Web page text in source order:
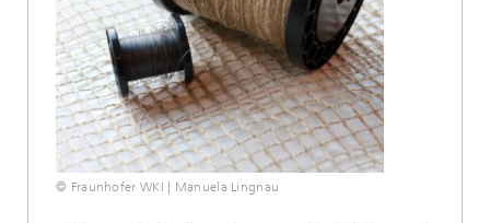
© Fraunhofer WKI | Manuela Lingnau